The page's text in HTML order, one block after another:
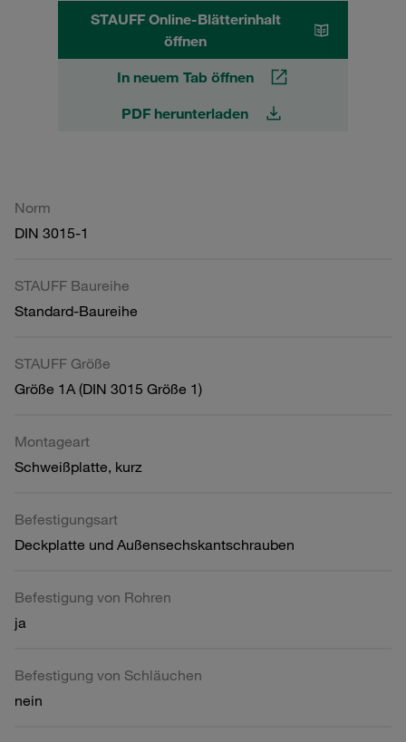
STAUFF Online-Blätterinhalt
öffnen
In neuem Tab öffnen
PDF herunterladen
Norm
DIN 3015-1
STAUFF Baureihe
Standard-Baureihe
STAUFF Größe
Größe 1A (DIN 3015 Größe 1)
Montageart
Schweißplatte, kurz
Befestigungsart
Deckplatte und Außensechskantschrauben
Befestigung von Rohren
ja
Befestigung von Schläuchen
nein